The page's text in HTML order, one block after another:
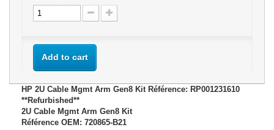
Add to cart
HP 2U Cable Mgmt Arm Gen8 Kit Référence: RP001231610
**Refurbished**
2U Cable Mgmt Arm Gen8 Kit
Référence OEM: 720865-B21